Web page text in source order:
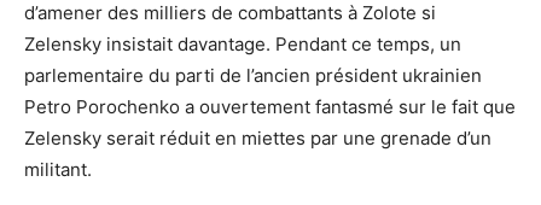
d’amener des milliers de combattants à Zolote si
Zelensky insistait davantage. Pendant ce temps, un
parlementaire du parti de l’ancien président ukrainien
Petro Porochenko a ouvertement fantasmé sur le fait que
Zelensky serait réduit en miettes par une grenade d’un
militant.